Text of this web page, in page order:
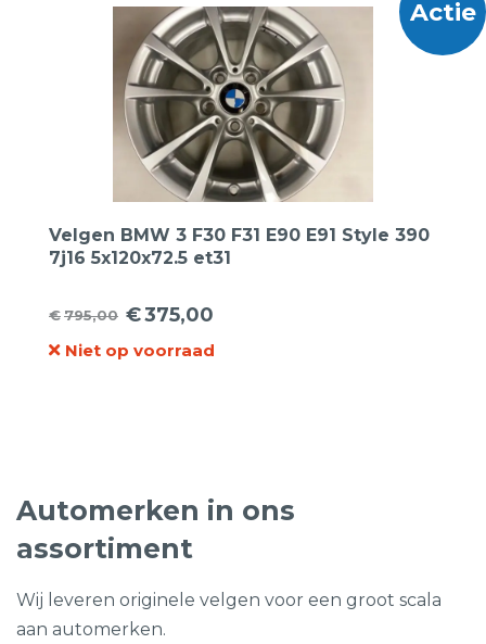
Actie
Velgen BMW 3 F30 F31 E90 E91 Style 390
7j16 5x120x72.5 et31
€795,00
Oorspronkelijke
prijs
€375,00
Huidige
prijs
Niet op voorraad
Automerken in ons
assortiment
Wij leveren originele velgen voor een groot scala
aan automerken.